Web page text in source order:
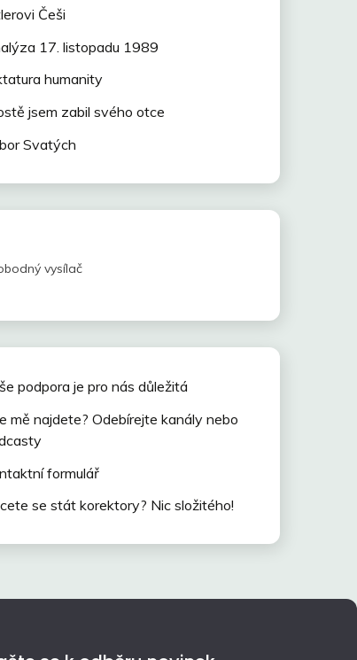
Češi
17. listopadu 1989
humanity
jsem zabil svého otce
Svatých
vysílač
podpora je pro nás důležitá
mě najdete? Odebírejte kanály nebo
formulář
se stát korektory? Nic složitého!